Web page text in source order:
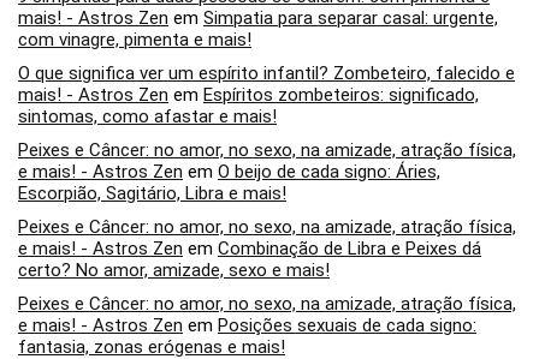
mais! - Astros Zen em Simpatia para separar casal: urgente,
com vinagre, pimenta e mais!
O que significa ver um espírito infantil? Zombeteiro, falecido e
mais! - Astros Zen em Espíritos zombeteiros: significado,
sintomas, como afastar e mais!
Peixes e Câncer: no amor, no sexo, na amizade, atração física,
e mais! - Astros Zen em O beijo de cada signo: Áries,
Escorpião, Sagitário, Libra e mais!
Peixes e Câncer: no amor, no sexo, na amizade, atração física,
e mais! - Astros Zen em Combinação de Libra e Peixes dá
certo? No amor, amizade, sexo e mais!
Peixes e Câncer: no amor, no sexo, na amizade, atração física,
e mais! - Astros Zen em Posições sexuais de cada signo:
fantasia, zonas erógenas e mais!